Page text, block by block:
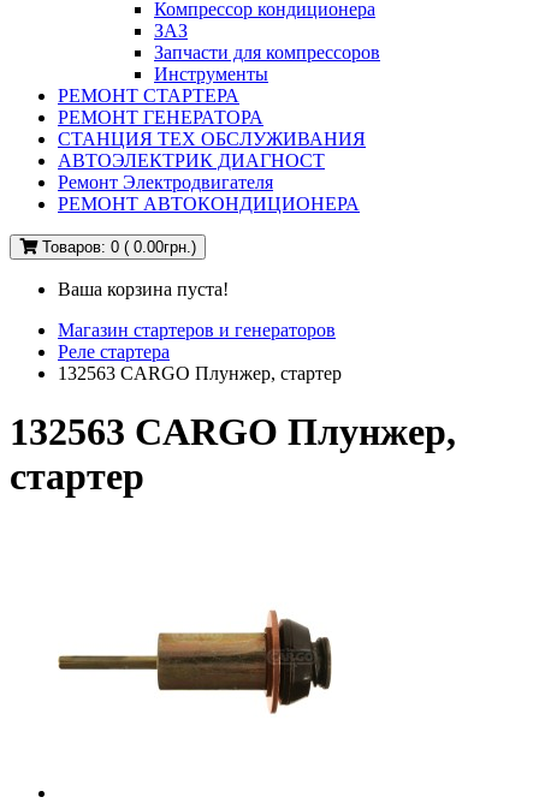
Компрессор кондиционера
ЗАЗ
Запчасти для компрессоров
Инструменты
РЕМОНТ СТАРТЕРА
РЕМОНТ ГЕНЕРАТОРА
СТАНЦИЯ ТЕХ ОБСЛУЖИВАНИЯ
АВТОЭЛЕКТРИК ДИАГНОСТ
Ремонт Электродвигателя
РЕМОНТ АВТОКОНДИЦИОНЕРА
Товаров: 0 ( 0.00грн.)
Ваша корзина пуста!
Магазин стартеров и генераторов
Реле стартера
132563 CARGO Плунжер, стартер
132563 CARGO Плунжер,
стартер